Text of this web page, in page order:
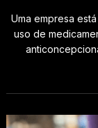
Uma empresa
uso de